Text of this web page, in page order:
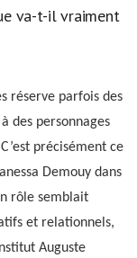
va-t-il vraiment
réserve parfois des
des personnages
précisément ce
Demouy dans
rôle semblait
et relationnels,
Auguste